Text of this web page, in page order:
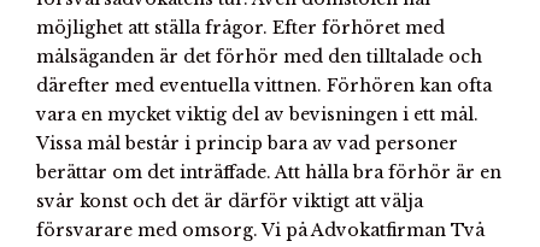
möjlighet att ställa frågor. Efter förhöret med
målsäganden är det förhör med den tilltalade och
därefter med eventuella vittnen. Förhören kan ofta
vara en mycket viktig del av bevisningen i ett mål.
Vissa mål består i princip bara av vad personer
berättar om det inträffade. Att hålla bra förhör är en
svår konst och det är därför viktigt att välja
försvarare med omsorg. Vi på Advokatfirman Två